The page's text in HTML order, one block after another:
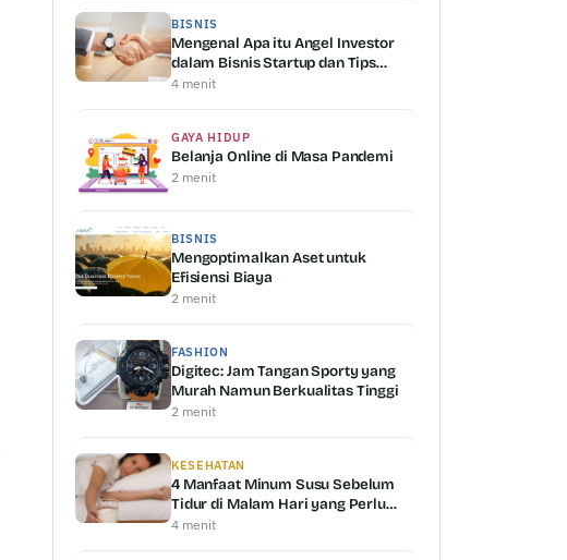
BISNIS
Mengenal Apa itu Angel Investor
dalam Bisnis Startup dan Tips
Mendapatkannya
4 menit
GAYA HIDUP
Belanja Online di Masa Pandemi
2 menit
BISNIS
Mengoptimalkan Aset untuk
Efisiensi Biaya
2 menit
FASHION
Digitec: Jam Tangan Sporty yang
Murah Namun Berkualitas Tinggi
2 menit
KESEHATAN
4 Manfaat Minum Susu Sebelum
Tidur di Malam Hari yang Perlu
Anda Ketahui
4 menit